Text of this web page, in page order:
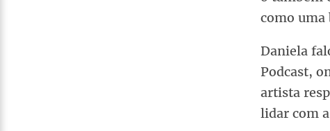
como uma
Daniela
Podcast,
artista
lidar com